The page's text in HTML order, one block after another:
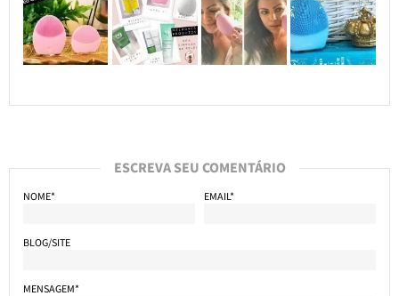
ESCREVA SEU COMENTÁRIO
NOME* EMAIL*
BLOG/SITE
MENSAGEM*